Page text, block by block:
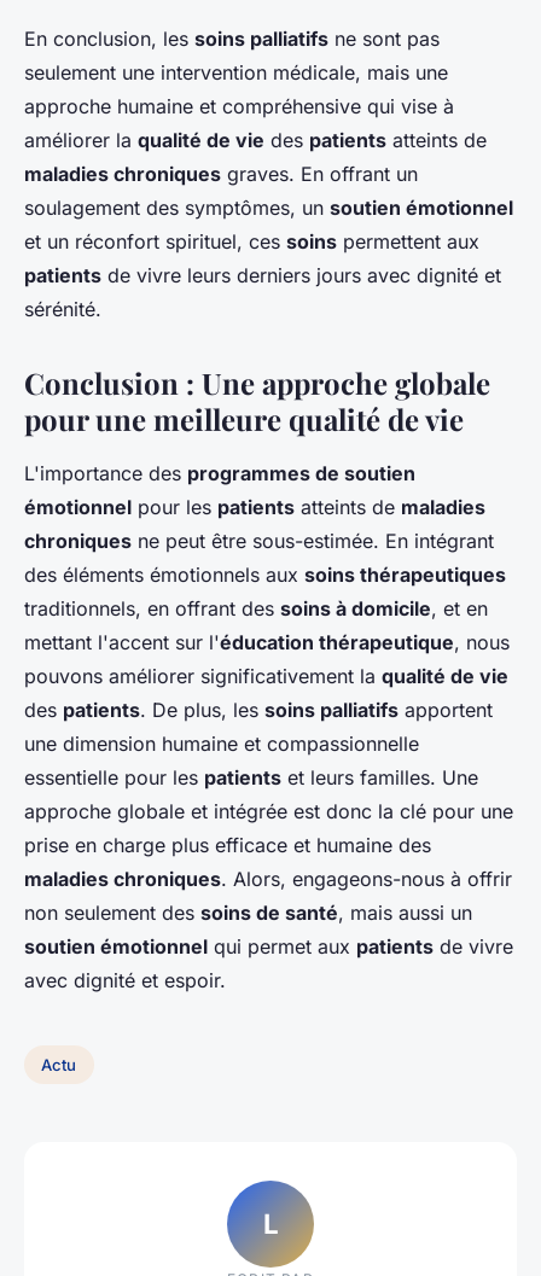
En conclusion, les soins palliatifs ne sont pas
seulement une intervention médicale, mais une
approche humaine et compréhensive qui vise à
améliorer la qualité de vie des patients atteints de
maladies chroniques graves. En offrant un
soulagement des symptômes, un soutien émotionnel
et un réconfort spirituel, ces soins permettent aux
patients de vivre leurs derniers jours avec dignité et
sérénité.
Conclusion : Une approche globale
pour une meilleure qualité de vie
L'importance des programmes de soutien
émotionnel pour les patients atteints de maladies
chroniques ne peut être sous-estimée. En intégrant
des éléments émotionnels aux soins thérapeutiques
traditionnels, en offrant des soins à domicile, et en
mettant l'accent sur l'éducation thérapeutique, nous
pouvons améliorer significativement la qualité de vie
des patients. De plus, les soins palliatifs apportent
une dimension humaine et compassionnelle
essentielle pour les patients et leurs familles. Une
approche globale et intégrée est donc la clé pour une
prise en charge plus efficace et humaine des
maladies chroniques. Alors, engageons-nous à offrir
non seulement des soins de santé, mais aussi un
soutien émotionnel qui permet aux patients de vivre
avec dignité et espoir.
Actu
L